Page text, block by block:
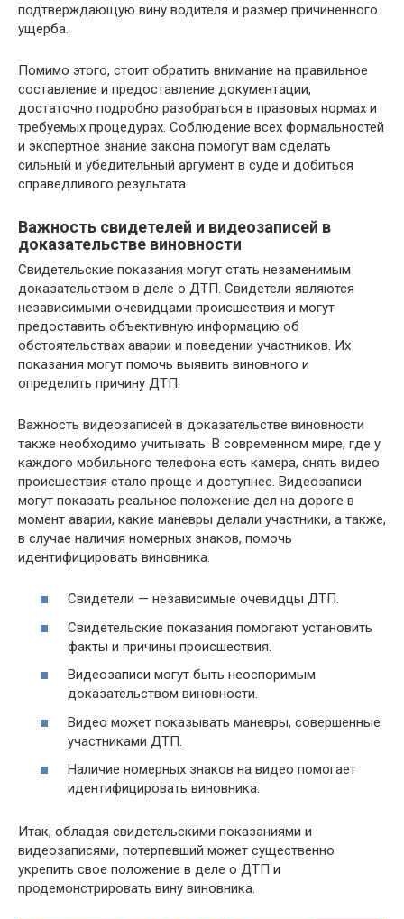
подтверждающую вину водителя и размер причиненного
ущерба.
Помимо этого, стоит обратить внимание на правильное
составление и предоставление документации,
достаточно подробно разобраться в правовых нормах и
требуемых процедурах. Соблюдение всех формальностей
и экспертное знание закона помогут вам сделать
сильный и убедительный аргумент в суде и добиться
справедливого результата.
Важность свидетелей и видеозаписей в
доказательстве виновности
Свидетельские показания могут стать незаменимым
доказательством в деле о ДТП. Свидетели являются
независимыми очевидцами происшествия и могут
предоставить объективную информацию об
обстоятельствах аварии и поведении участников. Их
показания могут помочь выявить виновного и
определить причину ДТП.
Важность видеозаписей в доказательстве виновности
также необходимо учитывать. В современном мире, где у
каждого мобильного телефона есть камера, снять видео
происшествия стало проще и доступнее. Видеозаписи
могут показать реальное положение дел на дороге в
момент аварии, какие маневры делали участники, а также,
в случае наличия номерных знаков, помочь
идентифицировать виновника.
Свидетели — независимые очевидцы ДТП.
Свидетельские показания помогают установить
факты и причины происшествия.
Видеозаписи могут быть неоспоримым
доказательством виновности.
Видео может показывать маневры, совершенные
участниками ДТП.
Наличие номерных знаков на видео помогает
идентифицировать виновника.
Итак, обладая свидетельскими показаниями и
видеозаписями, потерпевший может существенно
укрепить свое положение в деле о ДТП и
продемонстрировать вину виновника.